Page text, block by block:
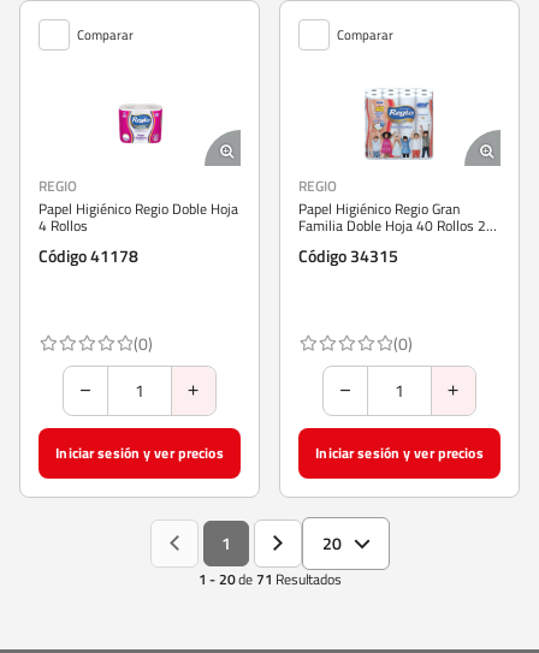
Comparar
REGIO
Papel Higiénico Regio Doble Hoja
4 Rollos
Código 41178
(0)
Iniciar sesión y ver precios
Comparar
REGIO
Papel Higiénico Regio Gran
Familia Doble Hoja 40 Rollos 22
Código 34315
(0)
Iniciar sesión y ver precios
1 - 20de71 Resultados
1 20